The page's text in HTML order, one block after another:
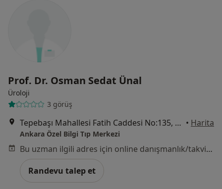
Prof. Dr. Osman Sedat Ünal
Üroloji
3 görüş
Tepebaşı Mahallesi Fatih Caddesi No:135, Keçiören • Harita
Ankara Özel Bilgi Tıp Merkezi
Bu uzman ilgili adres için online danışmanlık/takvim sunmuyor.
Randevu talep et